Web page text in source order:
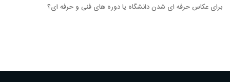
برای عکاس حرفه ای شدن دانشگاه یا دوره های فنی و حرفه ای؟َ